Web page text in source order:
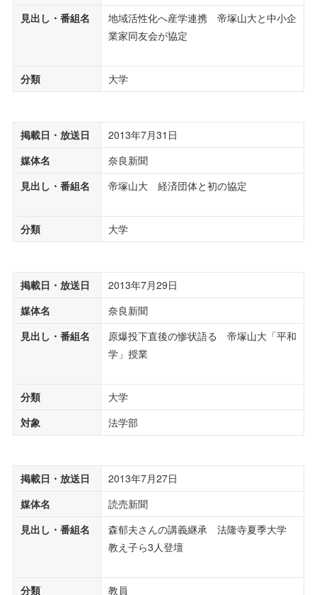
見出し・番組名
地域活性化へ産学連携 帝塚山大と中小企
業家同友会が協定
分類 大学
掲載日・放送日
2013年7月31日
媒体名
奈良新聞
見出し・番組名
帝塚山大 経済団体と初の協定
分類 大学
掲載日・放送日
2013年7月29日
媒体名
奈良新聞
見出し・番組名
原爆投下直後の惨状語る 帝塚山大「平和
学」授業
分類
大学
対象
法学部
掲載日・放送日
2013年7月27日
媒体名
読売新聞
見出し・番組名
森郁夫さんの講義継承 法隆寺夏季大学
教え子ら3人登壇
分類 教員